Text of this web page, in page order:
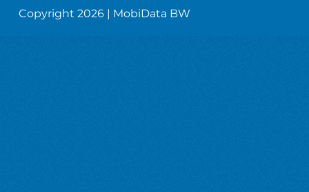
Copyright 2026 | MobiData BW